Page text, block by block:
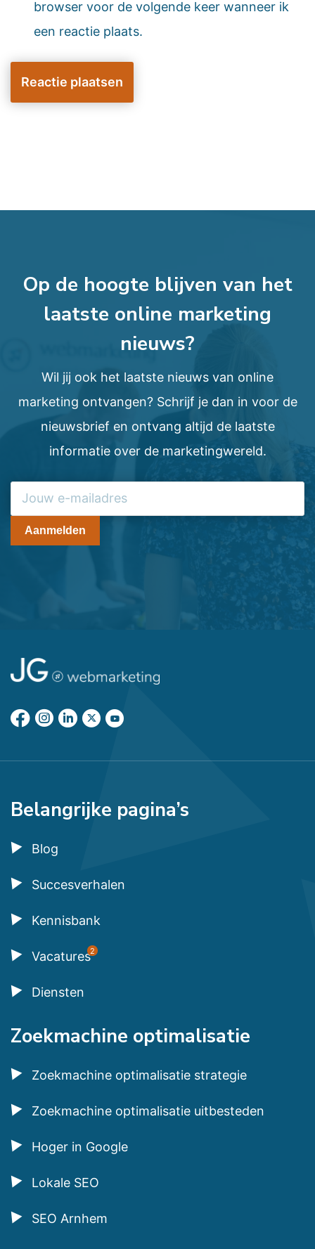
browser voor de volgende keer wanneer ik
een reactie plaats.
Op de hoogte blijven van het
laatste online marketing
nieuws?
Wil jij ook het laatste nieuws van online
marketing ontvangen? Schrijf je dan in voor de
nieuwsbrief en ontvang altijd de laatste
informatie over de marketingwereld.
Aanmelden
Belangrijke pagina’s
Blog
Succesverhalen
Kennisbank
Vacatures2
Diensten
Zoekmachine optimalisatie
Zoekmachine optimalisatie strategie
Zoekmachine optimalisatie uitbesteden
Hoger in Google
Lokale SEO
SEO Arnhem